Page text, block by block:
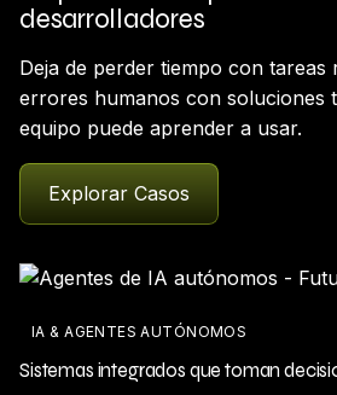
desarrolladores
Deja de perder tiempo con tareas
errores humanos con soluciones
equipo puede aprender a usar.
Explorar Casos
IA & AGENTES AUTÓNOMOS
Sistemas integrados que toman